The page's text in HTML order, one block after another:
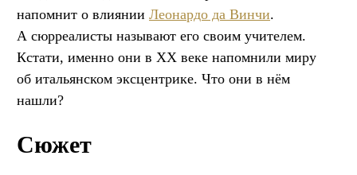
напомнит о влиянии Леонардо да Винчи.
А сюрреалисты называют его своим учителем.
Кстати, именно они в XX веке напомнили миру
об итальянском эксцентрике. Что они в нём
нашли?
Сюжет